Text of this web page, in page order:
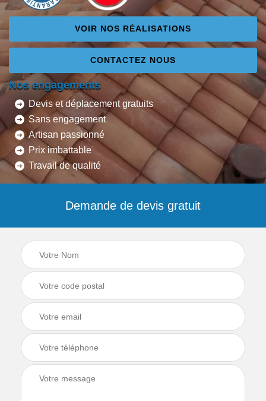
VOIR NOS RÉALISATIONS
CONTACTEZ NOUS
Nos engagements
Devis et déplacement gratuits
Sans engagement
Artisan passionné
Prix imbattable
Travail de qualité
Demande de devis gratuit